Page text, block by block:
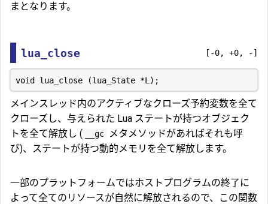
まとなります。
lua_close [-0, +0, -]
メインスレッド内のアクティブなクローズ予約変数を全て
クローズし、与えられた Lua ステートが持つオブジェク
トを全て解放し (
__gc
メタメソッドがあればそれも呼
び)、ステートが持つ動的メモリを全て解放します。
一部のプラットフォームではホストプログラムの終了に
よって全てのリソースが自然に解放されるので、この関数